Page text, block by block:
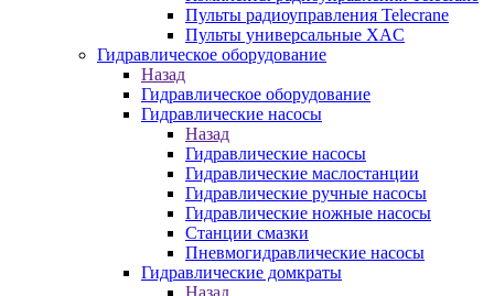
Пульты радиоуправления Telecrane
Пульты универсальные XAC
Гидравлическое оборудование
Назад
Гидравлическое оборудование
Гидравлические насосы
Назад
Гидравлические насосы
Гидравлические маслостанции
Гидравлические ручные насосы
Гидравлические ножные насосы
Станции смазки
Пневмогидравлические насосы
Гидравлические домкраты
Назад